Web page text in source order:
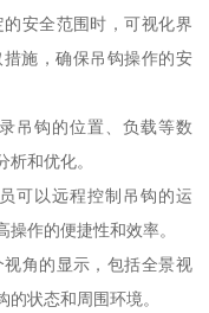
安全范围时，可视化界
施，确保吊钩操作的安
吊钩的位置、负载等数
和优化。
可以远程控制吊钩的运
作的便捷性和效率。
角的显示，包括全景视
状态和周围环境。